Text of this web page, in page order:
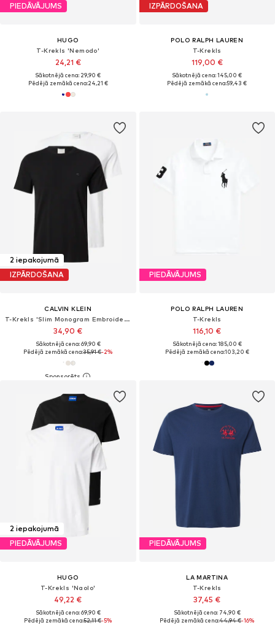
PIEDĀVĀJUMS
HUGO
T-Krekls 'Nemodo'
24,21 €
Sākotnējā cena: 29,90 €
Pēdējā zemākā cena:24,21 €
IZPĀRDOŠANA
POLO RALPH LAUREN
T-Krekls
119,00 €
Sākotnējā cena: 145,00 €
Pēdējā zemākā cena:59,43 €
2 iepakojumā
IZPĀRDOŠANA
CALVIN KLEIN
T-Krekls 'Slim Monogram Embroidery T'
34,90 €
Sākotnējā cena: 69,90 €
Pēdējā zemākā cena:35,91 €-2%
PIEDĀVĀJUMS
POLO RALPH LAUREN
T-Krekls
116,10 €
Sākotnējā cena: 185,00 €
Pēdējā zemākā cena:103,20 €
2 iepakojumā
PIEDĀVĀJUMS
HUGO
T-Krekls 'Naolo'
49,22 €
Sākotnējā cena: 69,90 €
Pēdējā zemākā cena:52,11 €-5%
PIEDĀVĀJUMS
LA MARTINA
T-Krekls
37,45 €
Sākotnējā cena: 74,90 €
Pēdējā zemākā cena:44,94 €-16%